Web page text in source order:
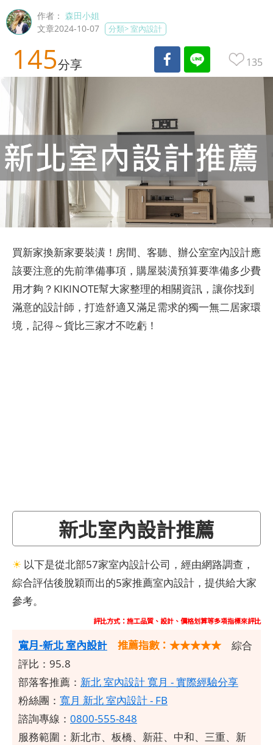
作者：森田小姐
文章2024-10-07
分類>室內設計
145分享 135
買新家換新家要裝潢！房間、客聽、辦公室室內設計應
該要注意的先前準備事項，購屋裝潢預算要準備多少費
用才夠？KIKINOTE幫大家整理的相關資訊，讓你找到
滿意的設計師，打造舒適又滿足需求的獨一無二居家環
境，記得～貨比三家才不吃虧！
新北室內設計推薦
☀ 以下是從北部57家室內設計公司，經由網路調查，
綜合評估後脫穎而出的5家推薦室內設計，提供給大家
參考。
評比方式：施工品質、設計、價格划算等多項指標來評比
寬月-新北 室內設計 推薦指數：★★★★★ 綜合
評比：95.8
部落客推薦： 新北 室內設計 寬月 - 實際經驗分享
粉絲團： 寬月 新北 室內設計 - FB
諮詢專線： 0800-555-848
服務範圍：新北市、板橋、新莊、中和、三重、新